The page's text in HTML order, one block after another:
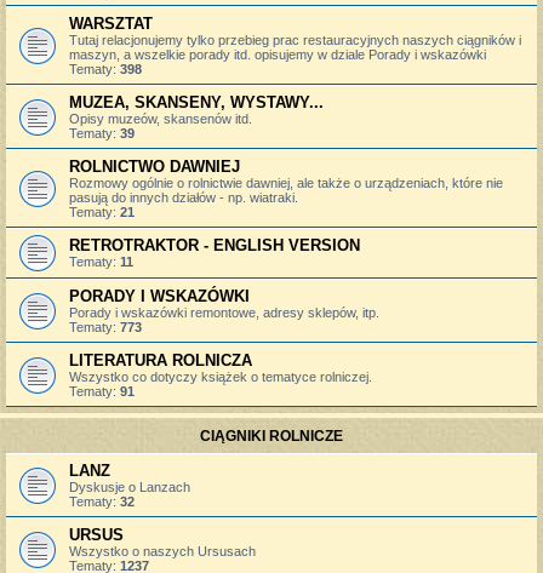
WARSZTAT
Tutaj relacjonujemy tylko przebieg prac restauracyjnych naszych ciągników i
maszyn, a wszelkie porady itd. opisujemy w dziale Porady i wskazówki
Tematy: 398
MUZEA, SKANSENY, WYSTAWY...
Opisy muzeów, skansenów itd.
Tematy: 39
ROLNICTWO DAWNIEJ
Rozmowy ogólnie o rolnictwie dawniej, ale także o urządzeniach, które nie
pasują do innych działów - np. wiatraki.
Tematy: 21
RETROTRAKTOR - ENGLISH VERSION
Tematy: 11
PORADY I WSKAZÓWKI
Porady i wskazówki remontowe, adresy sklepów, itp.
Tematy: 773
LITERATURA ROLNICZA
Wszystko co dotyczy książek o tematyce rolniczej.
Tematy: 91
CIĄGNIKI ROLNICZE
LANZ
Dyskusje o Lanzach
Tematy: 32
URSUS
Wszystko o naszych Ursusach
Tematy: 1237